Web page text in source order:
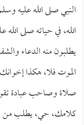
النبي صلى الله عليه
الله، في حياته صلى
يطلبون منه الدعاء
الموت فلا، هكذا
صلاة وصاحب عبادة
كلامك، حي، يطلب من